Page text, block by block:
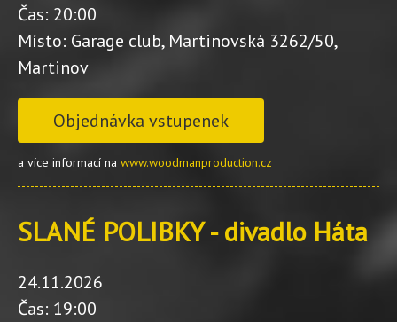
Čas: 20:00
Místo: Garage club, Martinovská 3262/50,
Martinov
Objednávka vstupenek
a více informací na www.woodmanproduction.cz
SLANÉ POLIBKY - divadlo Háta
24.11.2026
Čas: 19:00